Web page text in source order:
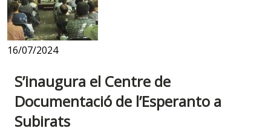
16/07/2024
S’inaugura el Centre de
Documentació de l’Esperanto a
Subirats